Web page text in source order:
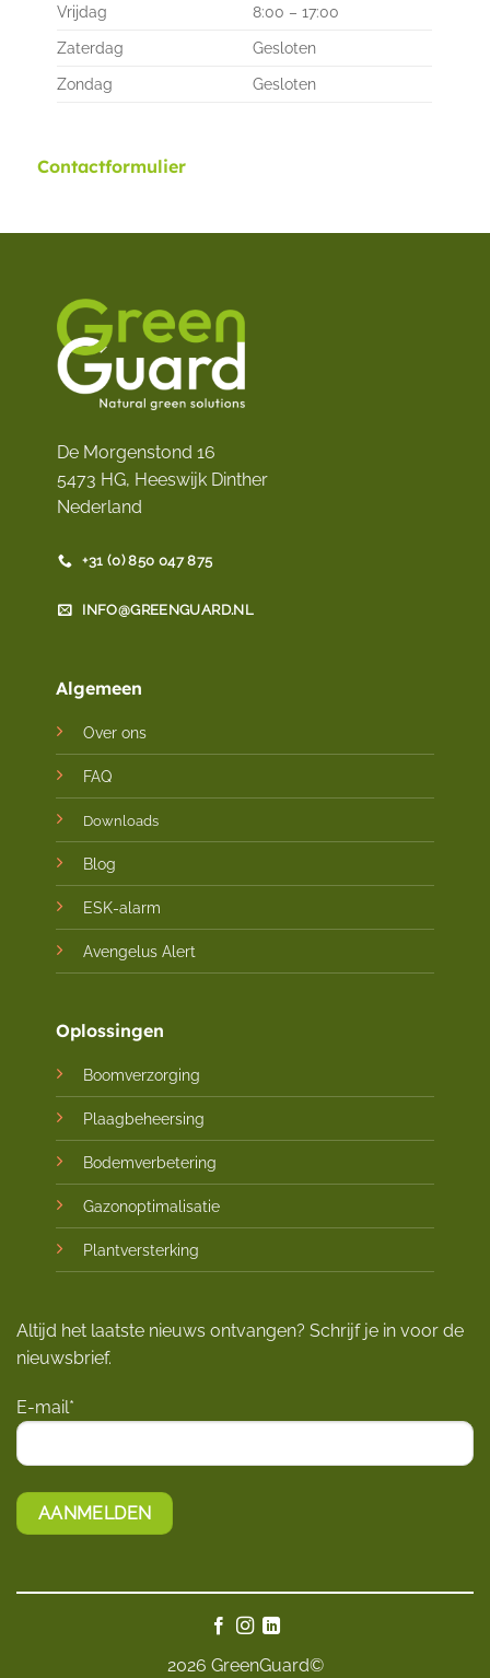
Vrijdag
8:00 – 17:00
Zaterdag
Gesloten
Zondag
Gesloten
Contactformulier
De Morgenstond 16
5473 HG, Heeswijk Dinther
Nederland
+31 (0) 850 047 875
INFO@GREENGUARD.NL
Algemeen
Over ons
FAQ
Downloads
Blog
ESK-alarm
Avengelus Alert
Oplossingen
Boomverzorging
Plaagbeheersing
Bodemverbetering
Gazonoptimalisatie
Plantversterking
Altijd het laatste nieuws ontvangen? Schrijf je in voor de
nieuwsbrief.
E-mail*
2026 GreenGuard©